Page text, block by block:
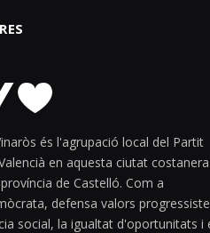
és l'agrupació local del Partit
en aquesta ciutat costanera
de Castelló. Com a
defensa valors
social, la igualtat d'oportunitats i